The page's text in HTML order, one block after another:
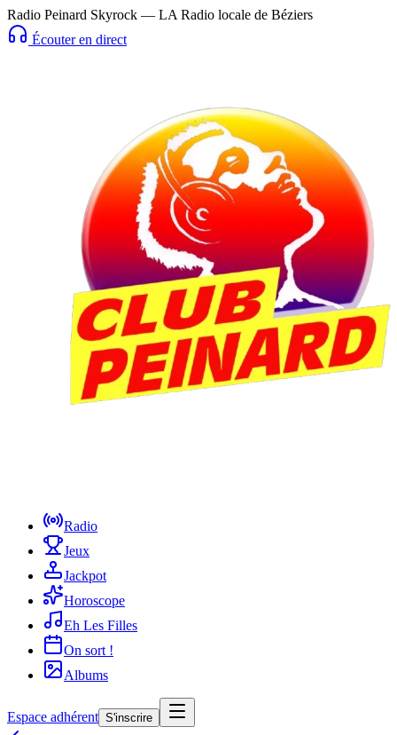
Radio Peinard Skyrock — LA Radio locale de Béziers
Écouter en direct
Radio
Jeux
Jackpot
Horoscope
Eh Les Filles
On sort !
Albums
Espace adhérent S'inscrire